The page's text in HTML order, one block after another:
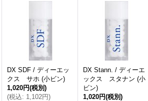
DX SDF / ディーエッ
クス サホ (小ビン)
1,020円(税別)
(税込: 1,102円)
DX Stann. / ディーエ
ックス スタナン (小
ビン)
1,020円(税別)